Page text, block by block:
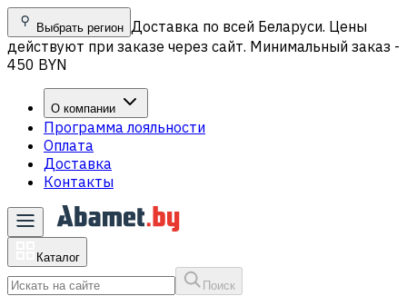
Выбрать регион Доставка по всей Беларуси. Цены
действуют при заказе через сайт. Минимальный заказ -
450 BYN
О компании
Программа лояльности
Оплата
Доставка
Контакты
Каталог
Поиск